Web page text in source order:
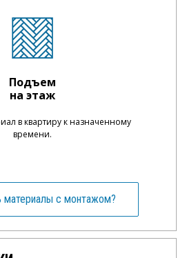
Подъем
на этаж
в квартиру к назначенному
времени.
материалы с монтажом?